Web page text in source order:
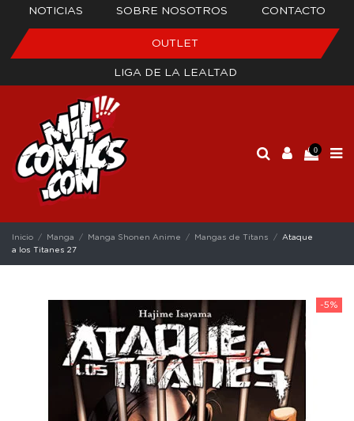
NOTICIAS SOBRE NOSOTROS CONTACTO
OUTLET
LIGA DE LA LEALTAD
0
Inicio Manga Manga Shonen Anime Mangas de Titans
Ataque
a los Titanes 27
-5%